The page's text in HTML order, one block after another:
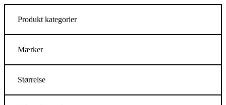
Produkt kategorier
Mærker
Størrelse